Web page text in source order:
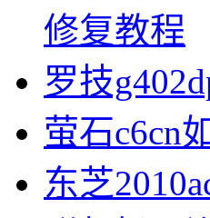
修复教程
罗技
萤石c6cn
东芝